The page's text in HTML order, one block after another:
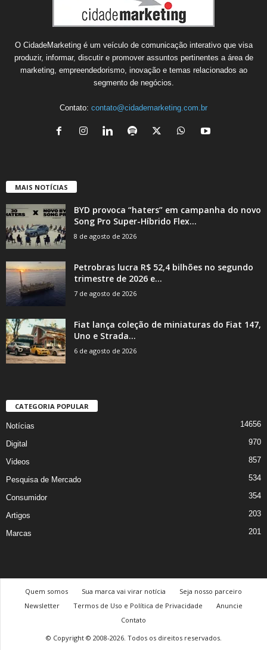
O CidadeMarketing é um veículo de comunicação interativo que visa
produzir, informar, discutir e promover assuntos pertinentes a área de
marketing, empreendedorismo, inovação e temas relacionados ao
segmento de negócios.
Contato: contato@cidademarketing.com.br
MAIS NOTÍCIAS
BYD provoca “haters” em campanha do novo
Song Pro Super-Híbrido Flex...
8 de agosto de 2026
Petrobras lucra R$ 52,4 bilhões no segundo
trimestre de 2026 e...
7 de agosto de 2026
Fiat lança coleção de miniaturas do Fiat 147,
Uno e Strada...
6 de agosto de 2026
CATEGORIA POPULAR
Notícias 14656
Digital 970
Videos 857
Pesquisa de Mercado 534
Consumidor 354
Artigos 203
Marcas 201
Quem somos Sua marca vai virar notícia
Seja nosso parceiro
Newsletter
Termos de Uso e Política de Privacidade
Anuncie
Contato
© Copyright © 2008-2026. Todos os direitos reservados.